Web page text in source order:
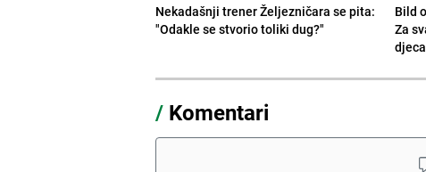
Nekadašnji trener Željezničara se pita:
"Odakle se stvorio toliki dug?"
Bild
Za
/ Komentari